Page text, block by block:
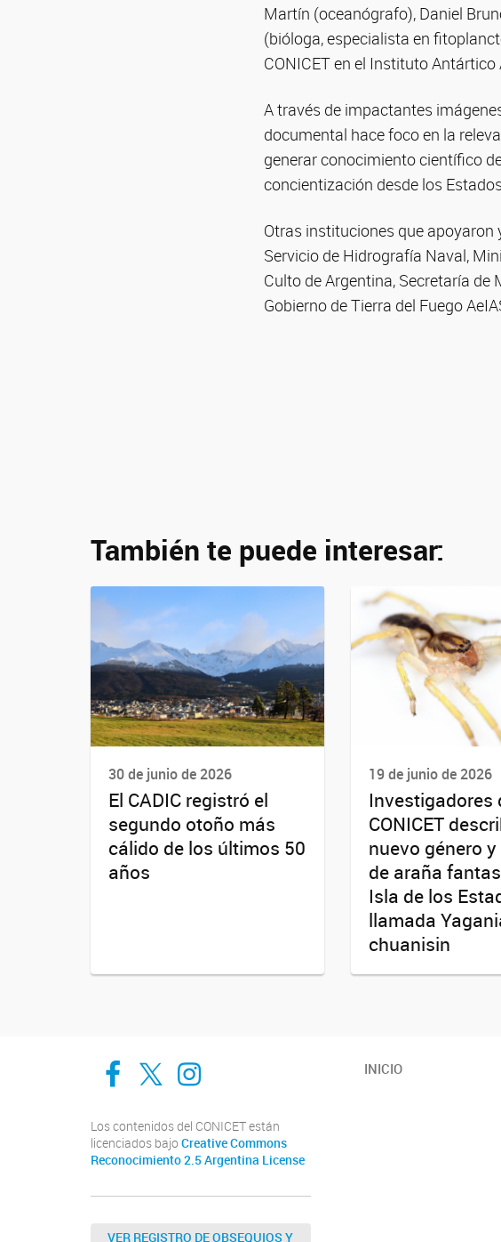
Martín (oceanógrafo), Daniel
(bióloga, especialista en
CONICET en el Instituto
A través de impactantes
documental hace foco en la
generar conocimiento científico
concientización desde los
Otras instituciones que apoyaron
Servicio de Hidrografía Naval,
Culto de Argentina, Secretaría
Gobierno de Tierra del Fuego
También te puede interesar:
30 de junio de 2026
El CADIC registró el
segundo otoño más
cálido de los últimos 50
años
19 de junio de 2026
Investigadores
CONICET
nuevo género
de araña
Isla de los
llamada
chuanisin
Cadic en RedCADIC Ushuaia
Cadic en Red
Los contenidos del CONICET están
licenciados bajo Creative Commons
Reconocimiento 2.5 Argentina License
VER REGISTRO DE OBSEQUIOS Y
INICIO